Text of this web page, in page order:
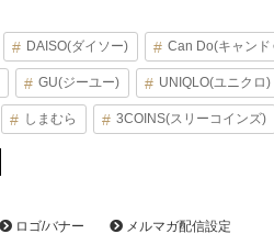
DAISO(ダイソー) Can Do(キャンド
GU(ジーユー) UNIQLO(ユニクロ)
しまむら 3COINS(スリーコインズ)
ロゴ/バナー メルマガ配信設定